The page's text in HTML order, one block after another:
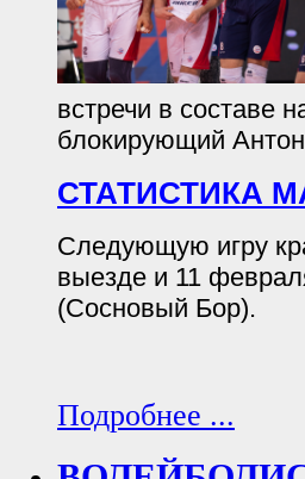
встречи в составе
блокирующий
СТАТИСТИКА
Следующую игру
выезде и 11
(Сосновый Бор).
Подробнее ...